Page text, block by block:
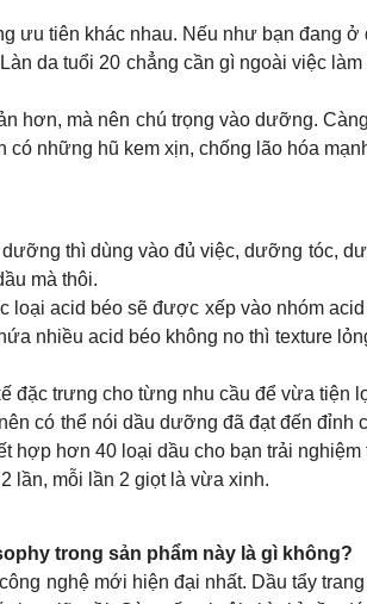
ưu tiên khác nhau. Nếu như bạn đang ở
da tuổi 20 chẳng cần gì ngoài việc làm
hơn, mà nên chú trọng vào dưỡng.
những hũ kem xịn, chống lão hóa
thì dùng vào đủ việc, dưỡng tóc,
mà thôi.
acid béo sẽ được xếp vào nhóm acid
nhiều acid béo không no thì texture
đặc trưng cho từng nhu cầu để vừa tiện
có thể nói dầu dưỡng đã đạt đến đỉnh
hợp hơn 40 loại dầu cho bạn trải nghiệm
lần, mỗi lần 2 giọt là vừa xinh.
trong sản phẩm này là gì không?
nghệ mới hiện đại nhất. Dầu tẩy